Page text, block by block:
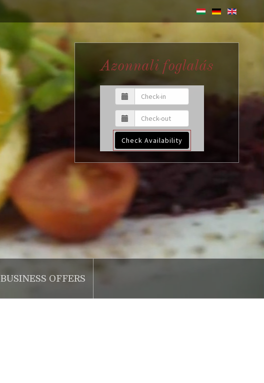
Azonnali foglalás
Check Availability
BUSINESS OFFERS